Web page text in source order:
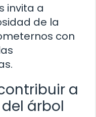
invita a
de la
con
a
árbol